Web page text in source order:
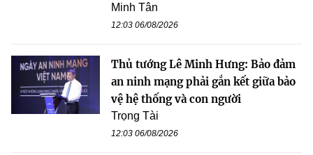
Minh Tân
12:03 06/08/2026
Thủ tướng Lê Minh Hưng: Bảo đảm
an ninh mạng phải gắn kết giữa bảo
vệ hệ thống và con người
Trọng Tài
12:03 06/08/2026